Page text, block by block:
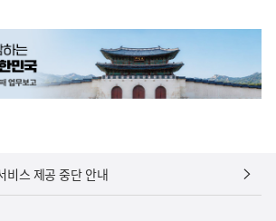
비스 제공 중단 안내